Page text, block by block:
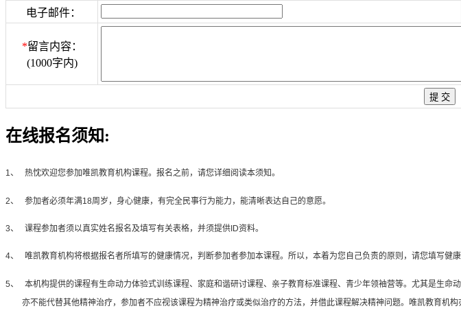
电子邮件：
*留言内容：
(1000字内)
在线报名须知:
1、 热忱欢迎您参加唯凯教育机构课程。报名之前，请您详细阅读本须知。
2、 参加者必须年满18周岁，身心健康，有完全民事行为能力，能清晰表达自己的意愿。
3、 课程参加者须以真实姓名报名及填写有关表格，并须提供 ID资料。
4、 唯凯教育机构将根据报名者所填写的健康情况，判断参加者参加本课程。所以，本着为您自己负责的原则，请您填写
5、
本机构提供的课程有生命动力体验式训练课程、家庭和谐研讨课程、亲子教育标准课程、青少年领袖营等。尤其是生
亦不能代替其他精神治疗，参加者不应视该课程为精神治疗或类似治疗的方法，并借此课程解决精神问题。唯凯教育